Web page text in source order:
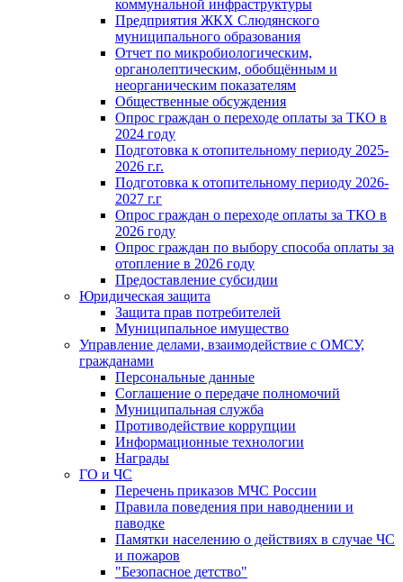
коммунальной инфраструктуры
Предприятия ЖКХ Слюдянского
муниципального образования
Отчет по микробиологическим,
органолептическим, обобщённым и
неорганическим показателям
Общественные обсуждения
Опрос граждан о переходе оплаты за ТКО в
2024 году
Подготовка к отопительному периоду 2025-
2026 г.г.
Подготовка к отопительному периоду 2026-
2027 г.г
Опрос граждан о переходе оплаты за ТКО в
2026 году
Опрос граждан по выбору способа оплаты за
отопление в 2026 году
Предоставление субсидии
Юридическая защита
Защита прав потребителей
Муниципальное имущество
Управление делами, взаимодействие с ОМСУ,
гражданами
Персональные данные
Соглашение о передаче полномочий
Муниципальная служба
Противодействие коррупции
Информационные технологии
Награды
ГО и ЧС
Перечень приказов МЧС России
Правила поведения при наводнении и
паводке
Памятки населению о действиях в случае ЧС
и пожаров
"Безопасное детство"